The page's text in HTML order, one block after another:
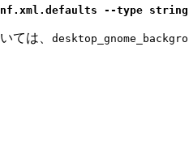
--type string
ては、